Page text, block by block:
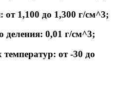
от 1,100 до 1,300 г/см^3;
деления: 0,01 г/см^3;
от -30 до